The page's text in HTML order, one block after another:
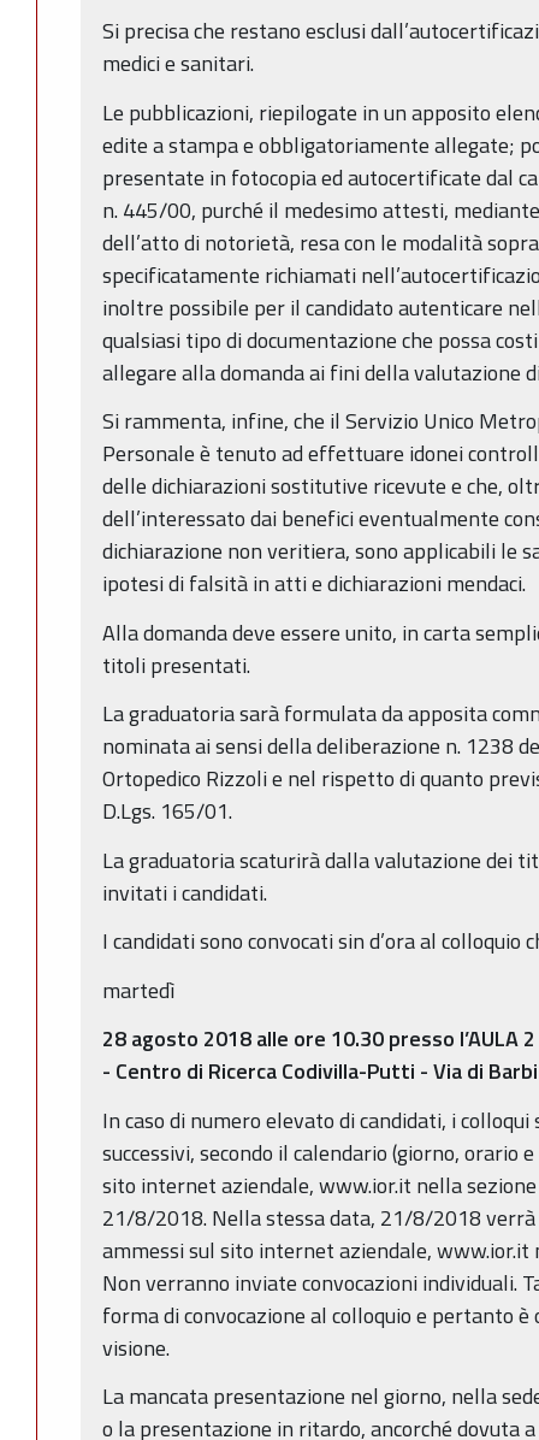
Si precisa che restano esclusi
medici e sanitari.
Le pubblicazioni, riepilogate in un apposito
edite a stampa e obbligatoriamente allegate;
presentate in fotocopia ed autocertificate dal
n. 445/00, purché il medesimo attesti,
dell’atto di notorietà, resa con le modalità
specificatamente richiamati
inoltre possibile per il candidato autenticare
qualsiasi tipo di documentazione che possa
allegare alla domanda ai fini della valutazione
Si rammenta, infine, che il Servizio Unico
Personale è tenuto ad effettuare idonei
delle dichiarazioni sostitutive ricevute e che,
dell’interessato dai benefici eventualmente
dichiarazione non veritiera, sono applicabili le
ipotesi di falsità in atti e dichiarazioni mendaci.
Alla domanda deve essere unito, in carta
titoli presentati.
La graduatoria sarà formulata da apposita
nominata ai sensi della deliberazione n. 1238
Ortopedico Rizzoli e nel rispetto di quanto
D.Lgs. 165/01.
La graduatoria scaturirà dalla valutazione dei
invitati i candidati.
I candidati sono convocati sin d’ora al colloquio
martedì
28 agosto 2018alle ore 10.30 presso
- Centro di Ricerca Codivilla-Putti - Via di
In caso di numero elevato di candidati, i
successivi, secondo il calendario (giorno, orario
sito internet aziendale, www.ior.it nella
21/8/2018. Nella stessa data, 21/8/2018 verrà
ammessi sul sito internet aziendale, www.ior.it
Non verranno inviate convocazioni individuali.
forma di convocazione al colloquio e pertanto
visione.
La mancata presentazione nel giorno, nella
o la presentazione in ritardo, ancorché dovuta